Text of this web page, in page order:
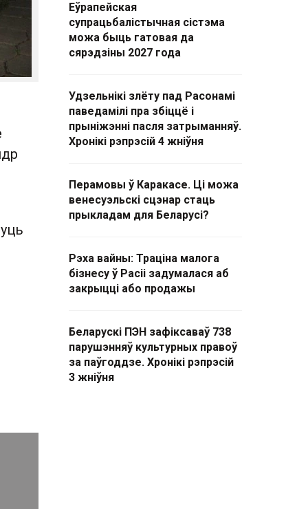
Еўрапейская
супрацьбалістычная сістэма
можа быць гатовая да
сярэдзіны 2027 года
Удзельнікі злёту пад Расонамі
паведамілі пра збіццё і
прыніжэнні пасля затрыманняў.
Хронікі рэпрэсій 4 жніўня
Перамовы ў Каракасе. Ці можа
венесуэльскі сцэнар стаць
прыкладам для Беларусі?
Рэха вайны: Траціна малога
бізнесу ў Расіі задумалася аб
закрыцці або продажы
Беларускі ПЭН зафіксаваў 738
парушэнняў культурных правоў
за паўгоддзе. Хронікі рэпрэсій
3 жніўня